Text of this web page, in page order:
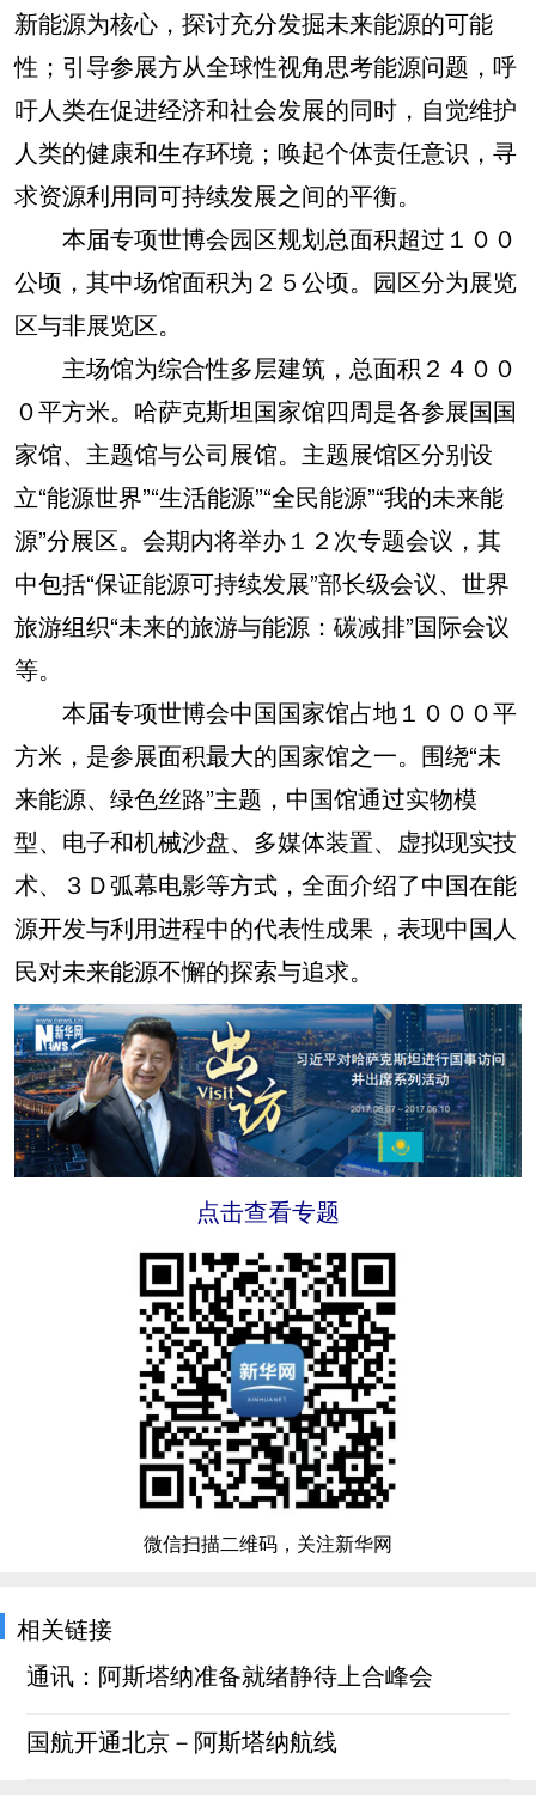
新能源为核心，探讨充分发掘未来能源的可能
性；引导参展方从全球性视角思考能源问题，呼
吁人类在促进经济和社会发展的同时，自觉维护
人类的健康和生存环境；唤起个体责任意识，寻
求资源利用同可持续发展之间的平衡。
本届专项世博会园区规划总面积超过１００
公顷，其中场馆面积为２５公顷。园区分为展览
区与非展览区。
主场馆为综合性多层建筑，总面积２４００
０平方米。哈萨克斯坦国家馆四周是各参展国国
家馆、主题馆与公司展馆。主题展馆区分别设
立“能源世界”“生活能源”“全民能源”“我的未来能
源”分展区。会期内将举办１２次专题会议，其
中包括“保证能源可持续发展”部长级会议、世界
旅游组织“未来的旅游与能源：碳减排”国际会议
等。
本届专项世博会中国国家馆占地１０００平
方米，是参展面积最大的国家馆之一。围绕“未
来能源、绿色丝路”主题，中国馆通过实物模
型、电子和机械沙盘、多媒体装置、虚拟现实技
术、３Ｄ弧幕电影等方式，全面介绍了中国在能
源开发与利用进程中的代表性成果，表现中国人
民对未来能源不懈的探索与追求。
点击查看专题
微信扫描二维码，关注新华网
相关链接
通讯：阿斯塔纳准备就绪静待上合峰会
国航开通北京－阿斯塔纳航线